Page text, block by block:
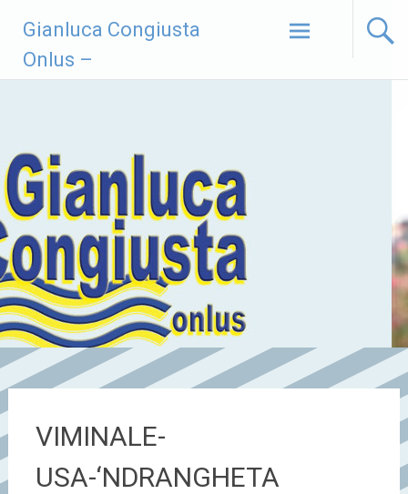
contenuto
Gianluca Congiusta
Onlus –
VIMINALE-
USA-‘NDRANGHETA